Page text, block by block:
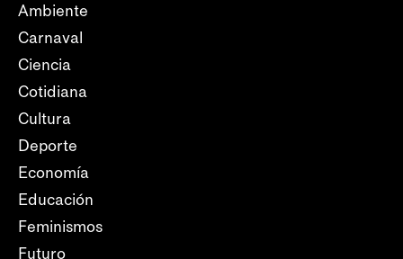
Ambiente
Carnaval
Ciencia
Cotidiana
Cultura
Deporte
Economía
Educación
Feminismos
Futuro